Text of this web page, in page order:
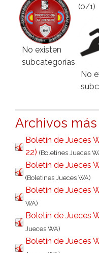
No existen
subcategorías
(0/1)
No
Archivos
Boletín de Jueces
22) (Boletines Jueces
Boletín de Jueces
(Boletines Jueces WA)
Boletín de Jueces
WA)
Boletín de Jueces
Jueces WA)
Boletín de Jueces